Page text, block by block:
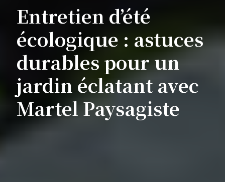
Entretien d’été
écologique : astuces
durables pour un
jardin éclatant avec
Martel Paysagiste